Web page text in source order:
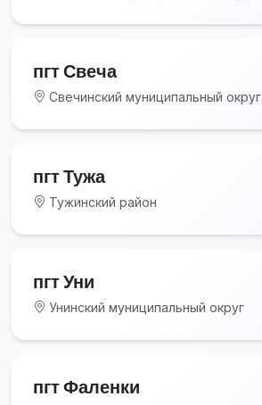
пгт Свеча
Свечинский муниципальный округ
пгт Тужа
Тужинский район
пгт Уни
Унинский муниципальный округ
пгт Фаленки